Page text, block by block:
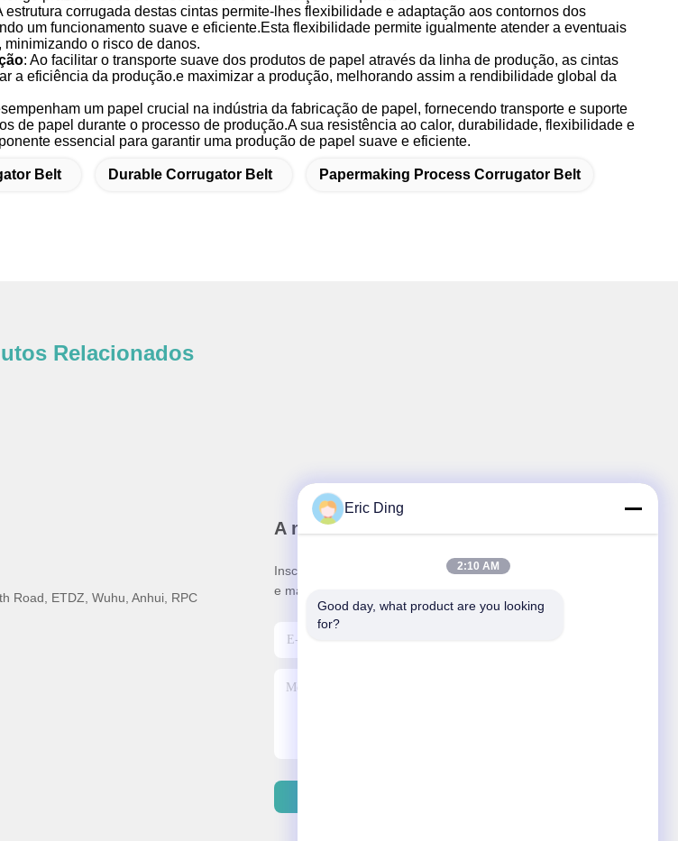
estrutura corrugada destas cintas permite-lhes flexibilidade e adaptação aos contornos dos
um funcionamento suave e eficiente.Esta flexibilidade permite igualmente atender a eventuais
o risco de danos.
: Ao facilitar o transporte suave dos produtos de papel através da linha de produção, as cintas
a eficiência da produção.e maximizar a produção, melhorando assim a rendibilidade global da
um papel crucial na indústria da fabricação de papel, fornecendo transporte e suporte
de papel durante o processo de produção.A sua resistência ao calor, durabilidade, flexibilidade e
essencial para garantir uma produção de papel suave e eficiente.
Belt Durable Corrugator Belt Papermaking Process Corrugator Belt
Relacionados
Road, ETDZ, Wuhu, Anhui, RPC
A nossa newsletter
Inscreva-se no nosso boletim informativo para obter descontos
e mais.
Eric Ding
2:10 AM
Good day, what product are you looking
for?